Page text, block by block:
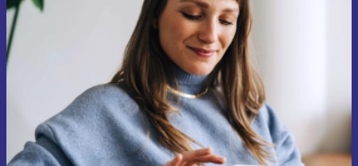
Anmäl dig till vårt nyhetsbrev för
första gången och spara 200 kr!
Missa aldrig ett erbjudande igen.
Begär kupong